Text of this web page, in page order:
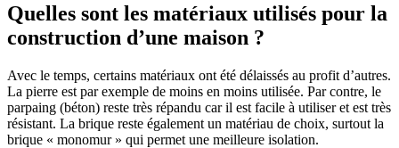
Quelles sont les matériaux utilisés pour la
construction d’une maison ?
Avec le temps, certains matériaux ont été délaissés au profit d’autres.
La pierre est par exemple de moins en moins utilisée. Par contre, le
parpaing (béton) reste très répandu car il est facile à utiliser et est très
résistant. La brique reste également un matériau de choix, surtout la
brique « monomur » qui permet une meilleure isolation.